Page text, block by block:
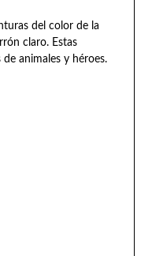
del color de la
claro. Estas
animales y héroes.